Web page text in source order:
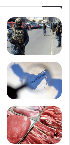
ا
ی
ر
ا
ن‌
خ
د
ر
و
ر
و